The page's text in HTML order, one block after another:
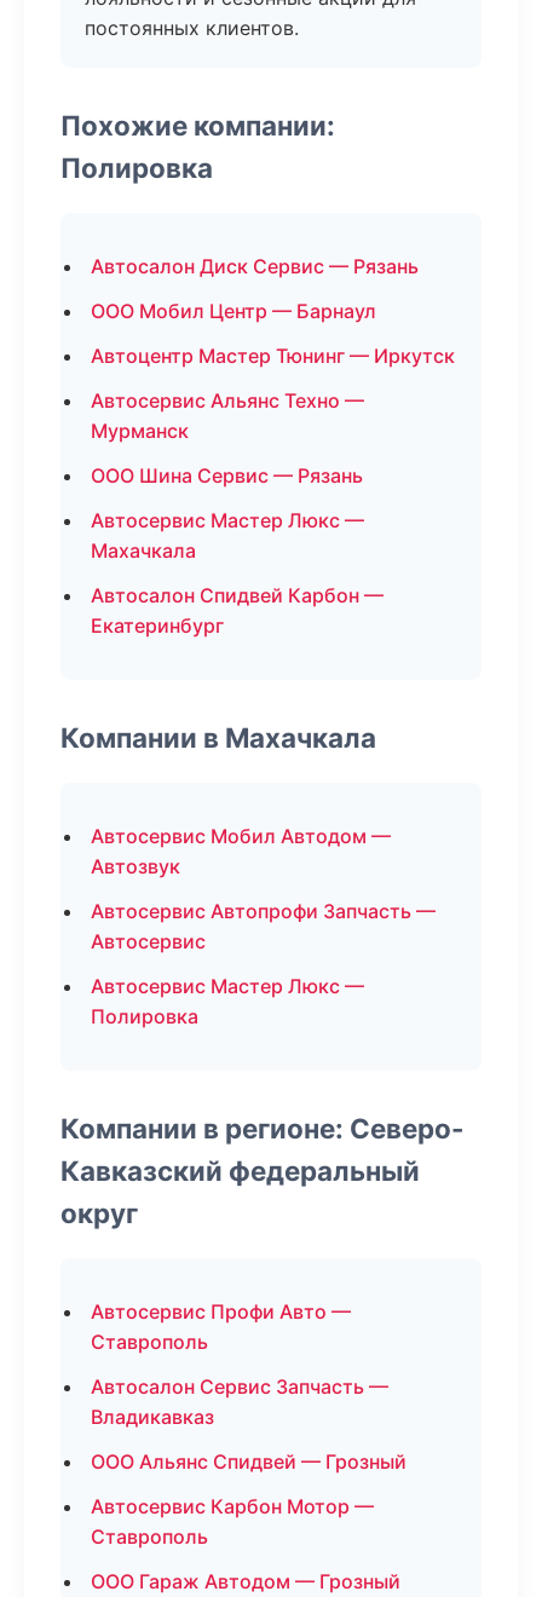
постоянных клиентов.
Похожие компании:
Полировка
Автосалон Диск Сервис — Рязань
ООО Мобил Центр — Барнаул
Автоцентр Мастер Тюнинг — Иркутск
Автосервис Альянс Техно —
Мурманск
ООО Шина Сервис — Рязань
Автосервис Мастер Люкс —
Махачкала
Автосалон Спидвей Карбон —
Екатеринбург
Компании в Махачкала
Автосервис Мобил Автодом —
Автозвук
Автосервис Автопрофи Запчасть —
Автосервис
Автосервис Мастер Люкс —
Полировка
Компании в регионе: Северо-
Кавказский федеральный
округ
Автосервис Профи Авто —
Ставрополь
Автосалон Сервис Запчасть —
Владикавказ
ООО Альянс Спидвей — Грозный
Автосервис Карбон Мотор —
Ставрополь
ООО Гараж Автодом — Грозный